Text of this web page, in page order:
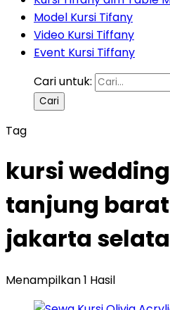
Model Kursi Tifany
Video Kursi Tiffany
Event Kursi Tiffany
Cari untuk:
Tag
kursi
tanjung
jakarta
Menampilkan 1 Hasil